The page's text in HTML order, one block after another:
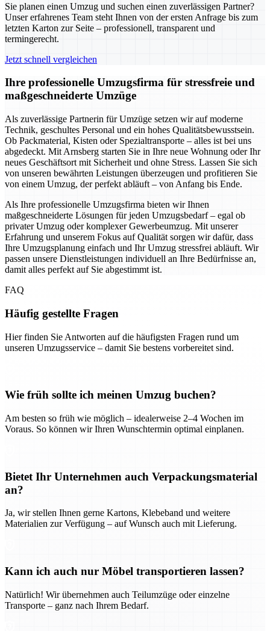
Sie planen einen Umzug und suchen einen zuverlässigen Partner?
Unser erfahrenes Team steht Ihnen von der ersten Anfrage bis zum
letzten Karton zur Seite – professionell, transparent und
termingerecht.
Jetzt schnell vergleichen
Ihre professionelle Umzugsfirma für stressfreie und
maßgeschneiderte Umzüge
Als zuverlässige Partnerin für Umzüge setzen wir auf moderne
Technik, geschultes Personal und ein hohes Qualitätsbewusstsein.
Ob Packmaterial, Kisten oder Spezialtransporte – alles ist bei uns
abgedeckt. Mit Arnsberg starten Sie in Ihre neue Wohnung oder Ihr
neues Geschäftsort mit Sicherheit und ohne Stress. Lassen Sie sich
von unseren bewährten Leistungen überzeugen und profitieren Sie
von einem Umzug, der perfekt abläuft – von Anfang bis Ende.
Als Ihre professionelle Umzugsfirma bieten wir Ihnen
maßgeschneiderte Lösungen für jeden Umzugsbedarf – egal ob
privater Umzug oder komplexer Gewerbeumzug. Mit unserer
Erfahrung und unserem Fokus auf Qualität sorgen wir dafür, dass
Ihre Umzugsplanung einfach und Ihr Umzug stressfrei abläuft. Wir
passen unsere Dienstleistungen individuell an Ihre Bedürfnisse an,
damit alles perfekt auf Sie abgestimmt ist.
FAQ
Häufig gestellte Fragen
Hier finden Sie Antworten auf die häufigsten Fragen rund um
unseren Umzugsservice – damit Sie bestens vorbereitet sind.
Wie früh sollte ich meinen Umzug buchen?
Am besten so früh wie möglich – idealerweise 2–4 Wochen im
Voraus. So können wir Ihren Wunschtermin optimal einplanen.
Bietet Ihr Unternehmen auch Verpackungsmaterial
an?
Ja, wir stellen Ihnen gerne Kartons, Klebeband und weitere
Materialien zur Verfügung – auf Wunsch auch mit Lieferung.
Kann ich auch nur Möbel transportieren lassen?
Natürlich! Wir übernehmen auch Teilumzüge oder einzelne
Transporte – ganz nach Ihrem Bedarf.